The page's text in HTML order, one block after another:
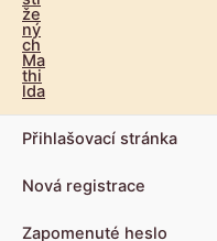
Přihlašovací stránka
Nová registrace
Zapomenuté heslo